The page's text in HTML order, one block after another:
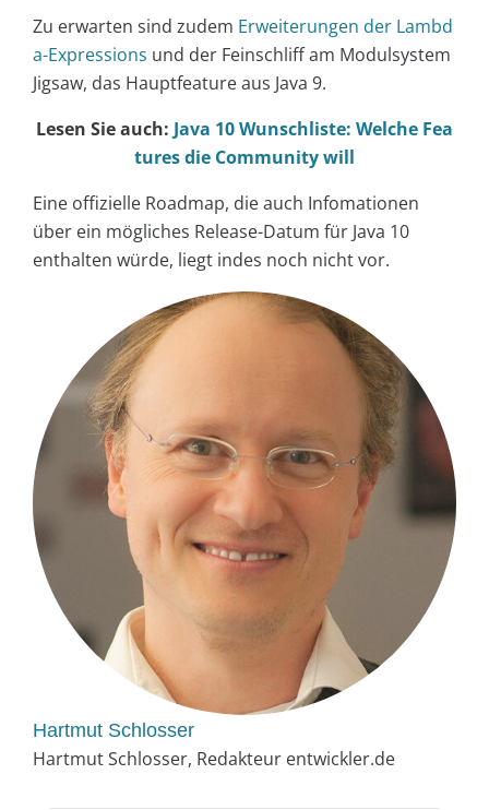
Zu erwarten sind zudem Erweiterungen der Lambd
a-Expressions und der Feinschliff am Modulsystem
Jigsaw, das Hauptfeature aus Java 9.
Lesen Sie auch: Java 10 Wunschliste: Welche Fea
tures die Community will
Eine offizielle Roadmap, die auch Infomationen
über ein mögliches Release-Datum für Java 10
enthalten würde, liegt indes noch nicht vor.
Hartmut Schlosser
Hartmut Schlosser, Redakteur entwickler.de